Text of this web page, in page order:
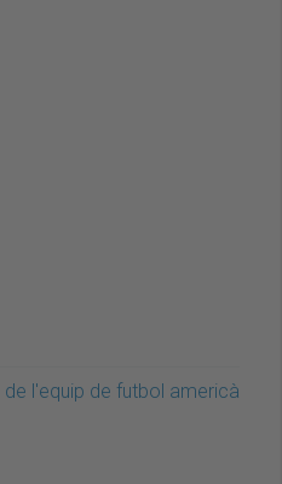
l'equip de futbol americà